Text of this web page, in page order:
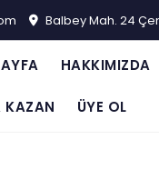
Balbey Mah. 24
HAKKIMIZDA
KAZAN ÜYE OL